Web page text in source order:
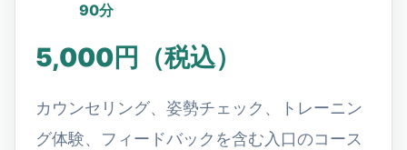
90分
5,000円（税込）
カウンセリング、姿勢チェック、トレーニン
グ体験、フィードバックを含む入口のコース